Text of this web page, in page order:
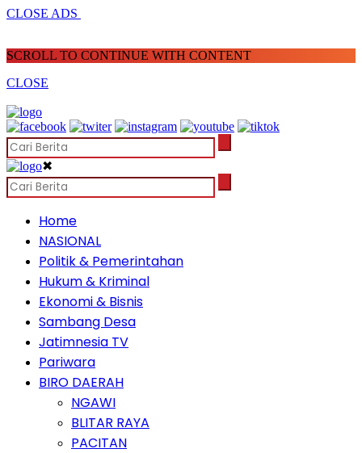
CLOSE ADS
SCROLL TO CONTINUE WITH CONTENT
CLOSE
✖
Home
NASIONAL
Politik & Pemerintahan
Hukum & Kriminal
Ekonomi & Bisnis
Sambang Desa
Jatimnesia TV
Pariwara
BIRO DAERAH
NGAWI
BLITAR RAYA
PACITAN